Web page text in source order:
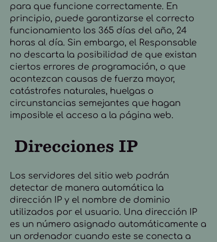
para que funcione correctamente. En
principio, puede garantizarse el correcto
funcionamiento los 365 días del año, 24
horas al día. Sin embargo, el Responsable
no descarta la posibilidad de que existan
ciertos errores de programación, o que
acontezcan causas de fuerza mayor,
catástrofes naturales, huelgas o
circunstancias semejantes que hagan
imposible el acceso a la página web.
Direcciones IP
Los servidores del sitio web podrán
detectar de manera automática la
dirección IP y el nombre de dominio
utilizados por el usuario. Una dirección IP
es un número asignado automáticamente a
un ordenador cuando este se conecta a